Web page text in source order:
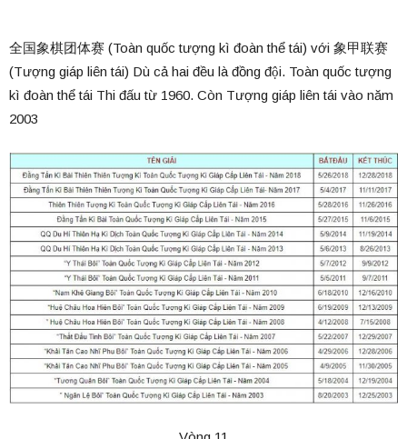
全国象棋团体赛 (Toàn quốc tượng kì đoàn thể tái) với 象甲联赛
(Tượng giáp liên tái) Dù cả hai đều là đồng đội. Toàn quốc tượng
kì đoàn thể tái Thi đấu từ 1960. Còn Tượng giáp liên tái vào năm
2003